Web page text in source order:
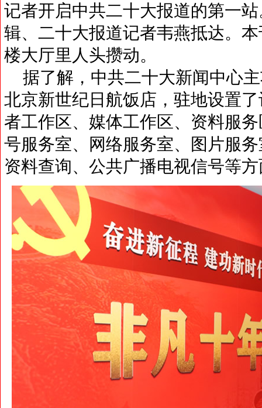
记者开启中共二十大报道的第一
辑、二十大报道记者韦燕抵达。
楼大厅里人头攒动。
据了解，中共二十大新闻中心
北京新世纪日航饭店，驻地设置
者工作区、媒体工作区、资料服
号服务室、网络服务室、图片服
资料查询、公共广播电视信号等